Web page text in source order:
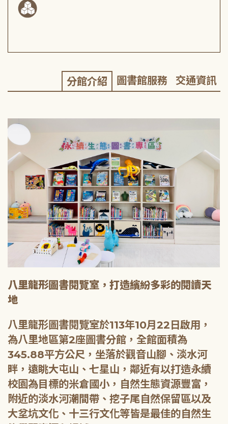
分館介紹 圖書館服務 交通資訊
八里龍形圖書閱覽室，打造繽紛多彩的閱讀天
地
八里龍形圖書閱覽室於113年10月22日啟用，
為八里地區第2座圖書分館，全館面積為
345.88平方公尺，坐落於觀音山腳、淡水河
畔，遠眺大屯山、七星山，鄰近有以打造永續
校園為目標的米倉國小，自然生態資源豐富，
附近的淡水河潮間帶、挖子尾自然保留區以及
大坌坑文化、十三行文化等皆是最佳的自然生